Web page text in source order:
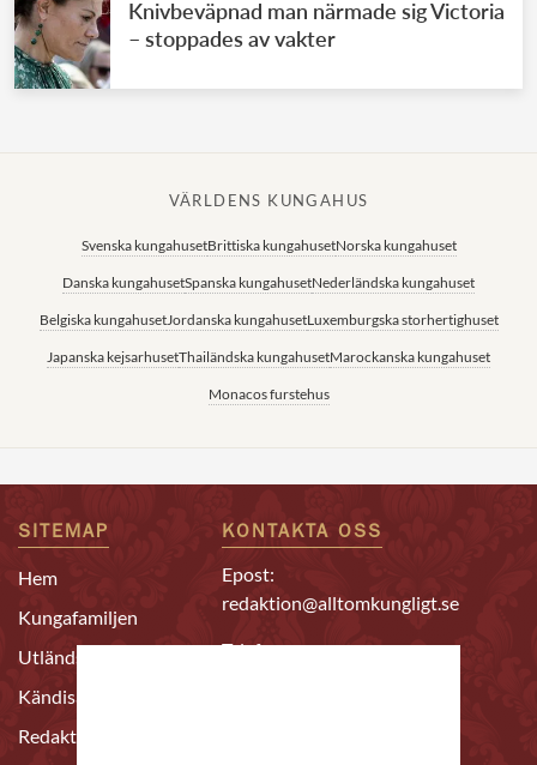
Knivbeväpnad man närmade sig Victoria
– stoppades av vakter
VÄRLDENS KUNGAHUS
Svenska kungahusetBrittiska kungahusetNorska kungahuset
Danska kungahusetSpanska kungahusetNederländska kungahuset
Belgiska kungahusetJordanska kungahusetLuxemburgska storhertighuset
Japanska kejsarhusetThailändska kungahusetMarockanska kungahuset
Monacos furstehus
SITEMAP
Hem
Kungafamiljen
Utländskt
Kändisar
Redaktion
KONTAKTA OSS
Epost:
redaktion@alltomkungligt.se
Telefon: